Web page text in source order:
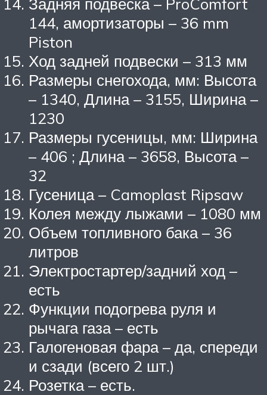
144, амортизаторы – 36 mm
Piston
Ход задней подвески – 313 мм
Размеры снегохода, мм: Высота
– 1340, Длина – 3155, Ширина –
1230
Размеры гусеницы, мм: Ширина
– 406 ; Длина – 3658, Высота –
32
Гусеница – Camoplast Ripsaw
Колея между лыжами – 1080 мм
Объем топливного бака – 36
литров
Электростартер/задний ход –
есть
Функции подогрева руля и
рычага газа – есть
Галогеновая фара – да, спереди
и сзади (всего 2 шт.)
Розетка – есть.